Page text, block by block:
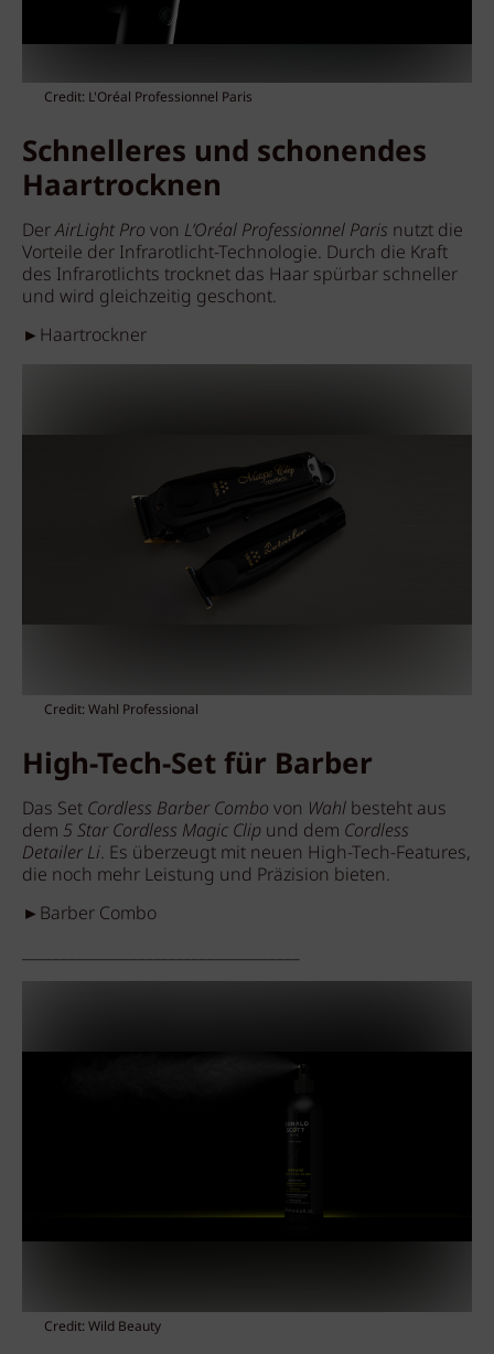
Credit: L'Oréal Professionnel Paris
Schnelleres und schonendes
Haartrocknen
DerAirLight Pro von L’Oréal Professionnel Paris nutzt die
Vorteile der Infrarotlicht-Technologie. Durch die Kraft
des Infrarotlichts trocknet das Haar spürbar schneller
und wird gleichzeitig geschont.
►Haartrockner
Credit: Wahl Professional
High-Tech-Set für Barber
Das Set Cordless Barber Combo von Wahl besteht aus
dem 5 Star Cordless Magic Clip und dem Cordless
Detailer Li. Es überzeugt mit neuen High-Tech-Features,
die noch mehr Leistung und Präzision bieten.
►Barber Combo
____________________________________
Credit: Wild Beauty